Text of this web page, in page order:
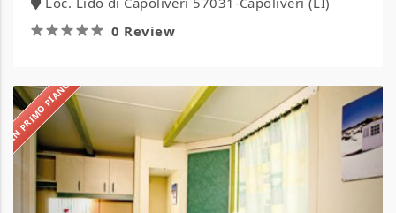
0 Review
IN PRIMO PIANO
Maremma
Sans
Souci